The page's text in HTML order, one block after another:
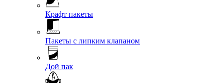
Крафт пакеты
Пакеты с липким клапаном
Дой пак